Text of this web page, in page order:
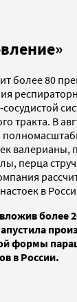
более 80
тракта. В
валерианы,
перца
в
более
формы
в России.